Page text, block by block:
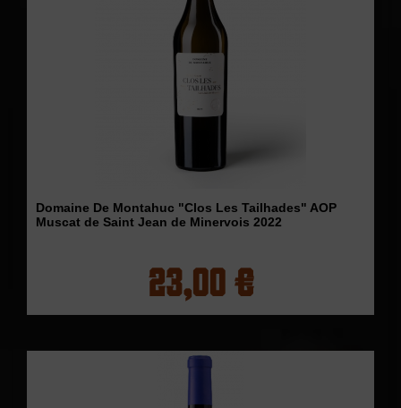
Domaine De Montahuc "Clos Les Tailhades" AOP
Muscat de Saint Jean de Minervois 2022
23,00 €